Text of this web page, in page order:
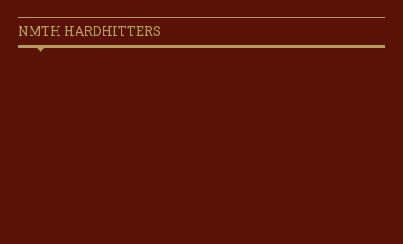
NMTH HARDHITTERS